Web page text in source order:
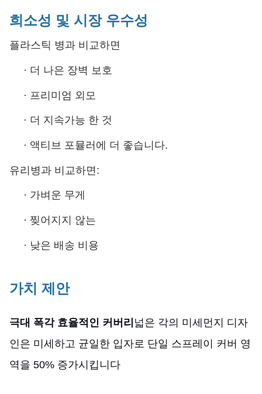
희소성 및 시장 우수성
플라스틱 병과 비교하면
· 더 나은 장벽 보호
· 프리미엄 외모
· 더 지속가능 한 것
· 액티브 포뮬러에 더 좋습니다.
유리병과 비교하면:
· 가벼운 무게
· 찢어지지 않는
· 낮은 배송 비용
가치 제안
극대 폭각 효율적인 커버리 넓은 각의 미세먼지 디자
인은 미세하고 균일한 입자로 단일 스프레이 커버 영
역을 50% 증가시킵니다